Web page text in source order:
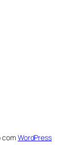
com WordPress